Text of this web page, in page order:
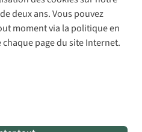
deux ans. Vous pouvez
moment via la politique en
page du site Internet.
de confidentialité
Cookie Policy